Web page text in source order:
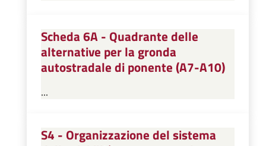
Scheda 6A - Quadrante delle
alternative per la gronda
autostradale di ponente (A7-A10)
...
S4 - Organizzazione del sistema